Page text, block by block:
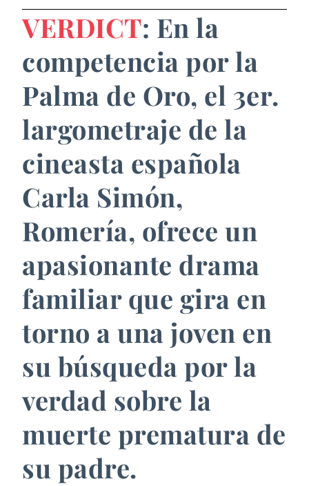
VERDICT: En la
competencia por la
Palma de Oro, el 3er.
largometraje de la
cineasta española
Carla Simón,
Romería, ofrece un
apasionante drama
familiar que gira en
torno a una joven en
su búsqueda por la
verdad sobre la
muerte prematura de
su padre.